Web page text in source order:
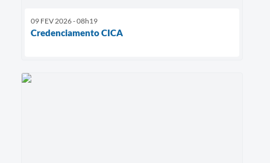
09 FEV 2026 - 08h19
Credenciamento CICA